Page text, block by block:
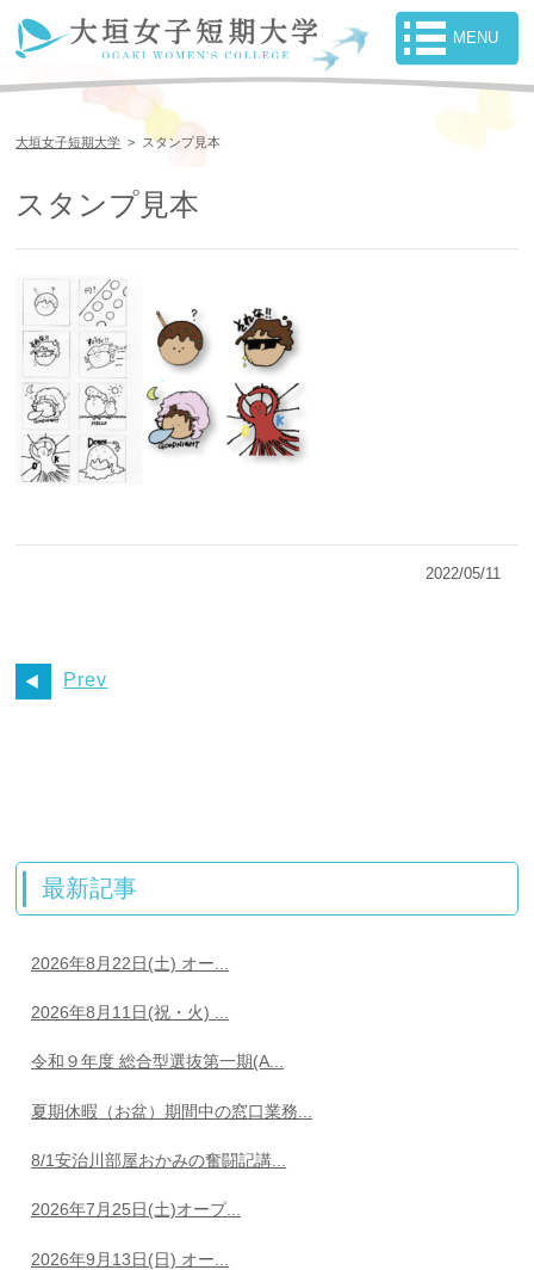
大垣女子短期大学 > スタンプ見本
スタンプ見本
2022/05/11
Prev
最新記事
2026年8月22日(土) オー...
2026年8月11日(祝・火) ...
令和９年度 総合型選抜第一期(A...
夏期休暇（お盆）期間中の窓口業務...
8/1安治川部屋おかみの奮闘記講...
2026年7月25日(土)オープ...
2026年9月13日(日) オー...